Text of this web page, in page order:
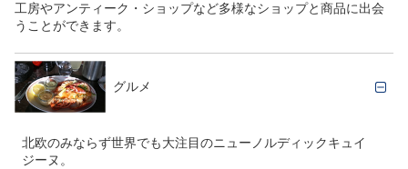
工房やアンティーク・ショップなど多様なショップと商品に出会
うことができます。
グルメ
北欧のみならず世界でも大注目のニューノルディックキュイ
ジーヌ。